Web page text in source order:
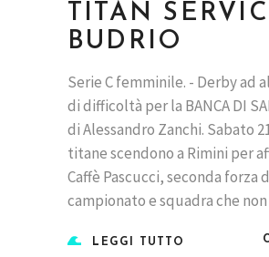
TITAN
BUDRIO
Serie C femminile. - Derby ad
di difficoltà per la BANCA DI
di Alessandro Zanchi. Sabato
titane scendono a Rimini per
Caffè Pascucci, seconda forza
campionato e squadra che non
LEGGI TUTTO